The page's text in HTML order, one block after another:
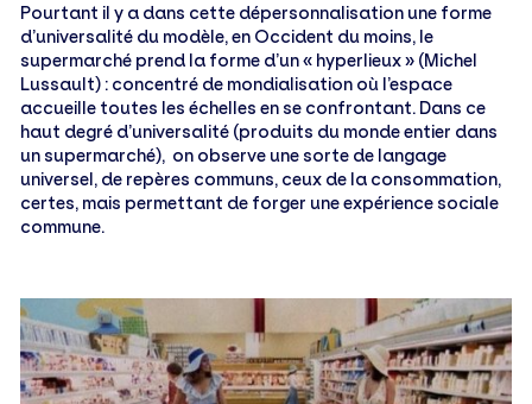
Pourtant il y a dans cette dépersonnalisation une forme
d’universalité du modèle, en Occident du moins, le
supermarché prend la forme d’un « hyperlieux » (Michel
Lussault) : concentré de mondialisation où l’espace
accueille toutes les échelles en se confrontant. Dans ce
haut degré d’universalité (produits du monde entier dans
un supermarché), on observe une sorte de langage
universel, de repères communs, ceux de la consommation,
certes, mais permettant de forger une expérience sociale
commune.